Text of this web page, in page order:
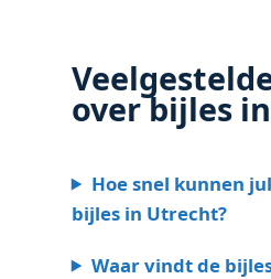
over bijles
Hoe snel kunnen
bijles in Utrecht?
Waar vindt de